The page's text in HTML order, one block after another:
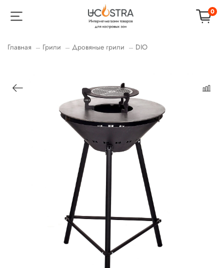
0
Главная Грили Дровяные грили DIO